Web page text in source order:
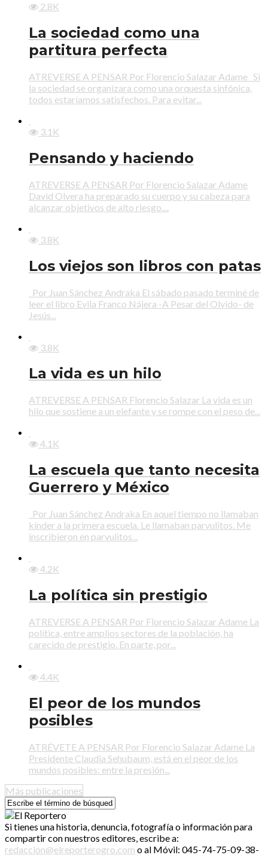
2.8K
La sociedad como una
partitura perfecta
ATREVERSE A PENSAR Por Florencio Salazar Adame Si
la sociedad se organizara como una orquesta sinfónica,
todos estaríamos satisfechos. Para evitar...
3.1K
Pensando y haciendo
ATREVERSE A PENSAR Por Florencio Salazar Adame
David Olvera ha preparado su cuerpo y su cabeza para
alcanzar objetivos de alto riesgo....
3.8K
Los viejos son libros con patas
Por Juan Sánchez Andraka El sábado pasado terminé de
leer el libro Evila Franco Nájera -A Pesar del Olvido- de
Jesús...
3.8K
La vida es un hilo
ATREVERSE A PENSAR Florencio Salazar La vida es un
hilo que sostiene a un elefante y se rompe con el peso de...
4.1K
La escuela que tanto necesita
Guerrero y México
Por Juan Sánchez Andraka En aquel tiempo no llamaban
kínder a la primera escuela. Le llamaban parvulitos. Me
inscribieron en parvulitos...
4.2K
La política sin prestigio
ATREVERSE A PENSAR Por Florencio Salazar Adame La
política, entre amplios sectores de la población, ha
carecido de prestigio. En parte, por...
4.4K
El peor de los mundos
posibles
ATRÉVETE A PENSAR Por Florencio Salazar Adame La
Presidente Claudia Sehubaum, está en el peor de los
mundos posibles: entre la presión...
Más publicaciones
Si tienes una historia, denuncia, fotografía o información para
compartir con nuestros editores, escribe a:
redaccion@elreporterogro.com o al Móvil: 045-74-75-09-38-